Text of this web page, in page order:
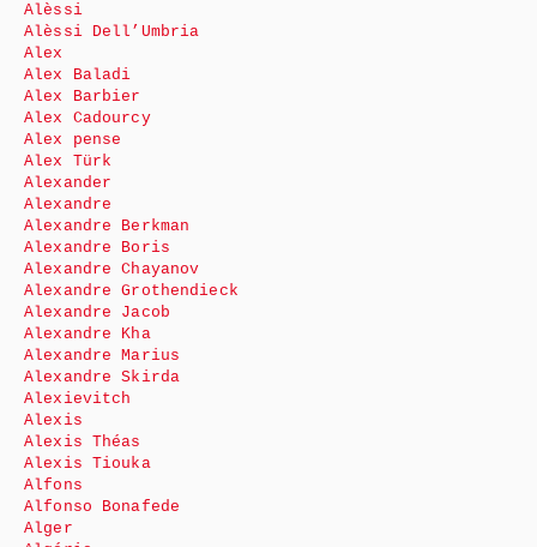
Alèssi
Alèssi Dell’Umbria
Alex
Alex Baladi
Alex Barbier
Alex Cadourcy
Alex pense
Alex Türk
Alexander
Alexandre
Alexandre Berkman
Alexandre Boris
Alexandre Chayanov
Alexandre Grothendieck
Alexandre Jacob
Alexandre Kha
Alexandre Marius
Alexandre Skirda
Alexievitch
Alexis
Alexis Théas
Alexis Tiouka
Alfons
Alfonso Bonafede
Alger